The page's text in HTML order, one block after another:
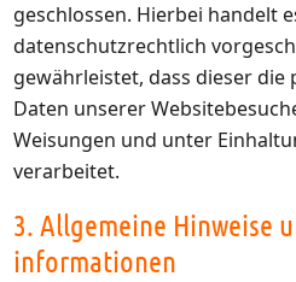
geschlossen. Hierbei handelt
datenschutzrechtlich
gewährleistet, dass dieser die
Daten unserer
Weisungen und unter
verarbeitet.
3. Allgemeine Hinweise
informationen